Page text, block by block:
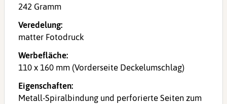
242 Gramm
Veredelung:
matter Fotodruck
Werbefläche:
110 x 160 mm (Vorderseite Deckelumschlag)
Eigenschaften:
Metall-Spiralbindung und perforierte Seiten zum